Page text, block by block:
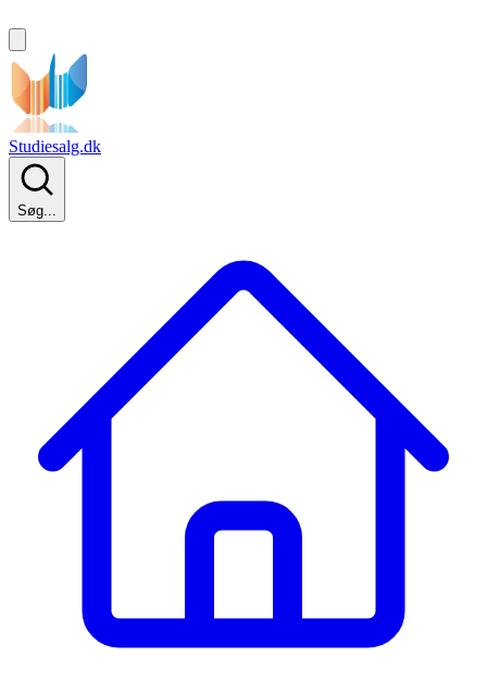
Studiesalg.dk
Søg...